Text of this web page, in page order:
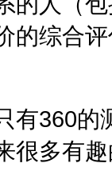
的综合
有360的
很多有